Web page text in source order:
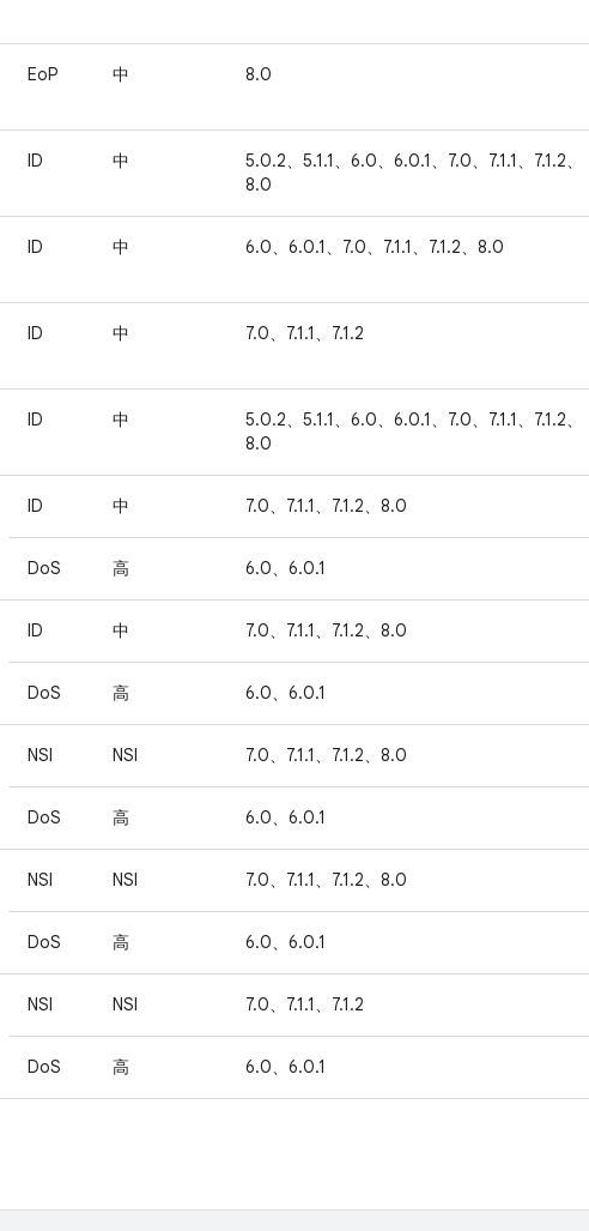
EoP 中 8.0
ID 中
5.0.2、5.1.1、6.0、6.0.1、7.0、7.1.1、7.1.2、
8.0
ID 中 6.0、6.0.1、7.0、7.1.1、7.1.2、8.0
ID 中 7.0、7.1.1、7.1.2
ID 中
5.0.2、5.1.1、6.0、6.0.1、7.0、7.1.1、7.1.2、
8.0
ID 中 7.0、7.1.1、7.1.2、8.0
DoS 高 6.0、6.0.1
ID 中 7.0、7.1.1、7.1.2、8.0
DoS 高 6.0、6.0.1
NSI NSI 7.0、7.1.1、7.1.2、8.0
DoS 高 6.0、6.0.1
NSI NSI 7.0、7.1.1、7.1.2、8.0
DoS 高 6.0、6.0.1
NSI NSI 7.0、7.1.1、7.1.2
DoS 高 6.0、6.0.1